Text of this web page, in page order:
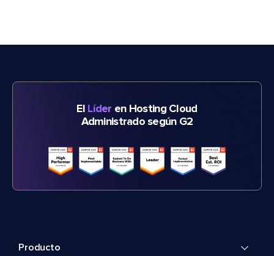
El Líder en Hosting Cloud
Administrado según G2
Producto